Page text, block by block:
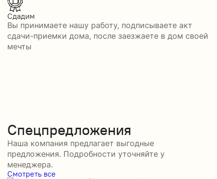
Сдадим
Вы принимаете нашу работу, подписываете акт
сдачи-приемки дома, после заезжаете в дом своей
мечты
Спецпредложения
Наша компания предлагает выгодные
предложения. Подробности уточняйте у
менеджера.
Смотреть все